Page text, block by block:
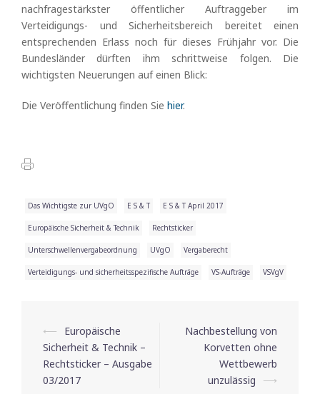
nachfragestärkster öffentlicher Auftraggeber im
Verteidigungs- und Sicherheitsbereich bereitet einen
entsprechenden Erlass noch für dieses Frühjahr vor. Die
Bundesländer dürften ihm schrittweise folgen. Die
wichtigsten Neuerungen auf einen Blick:
Die Veröffentlichung finden Sie hier.
Das Wichtigste zur UVgO E S & T E S & T April 2017
Europäische Sicherheit & Technik Rechtsticker
Unterschwellenvergabeordnung UVgO Vergaberecht
Verteidigungs- und sicherheitsspezifische Aufträge VS-Aufträge VSVgV
Beitrags-
Navigation
⟵
Europäische
Sicherheit & Technik –
Rechtsticker – Ausgabe
03/2017
Nachbestellung von
Korvetten ohne
Wettbewerb
unzulässig
⟶